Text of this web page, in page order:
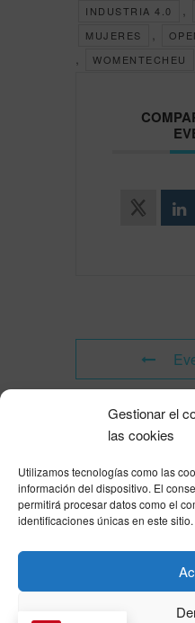
Gestionar el
las cookies
Utilizamos tecnologías como las
información del dispositivo. El
permitirá procesar datos como el
identificaciones únicas en este sitio.
INDUSTRIA 4.0 ,
MUJERES ,
, WOMENTECHEU
Evento
Powered by
Política de privacidad| Aviso Legal|
nosotros
HOME